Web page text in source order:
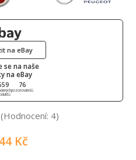
se na naše
na eBay
76
pozorovatelů
na eBay
(Hodnocení: 4)
Kč